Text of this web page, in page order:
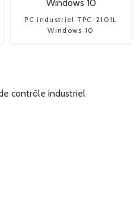
PC industriel TPC-2101L
Windows 10